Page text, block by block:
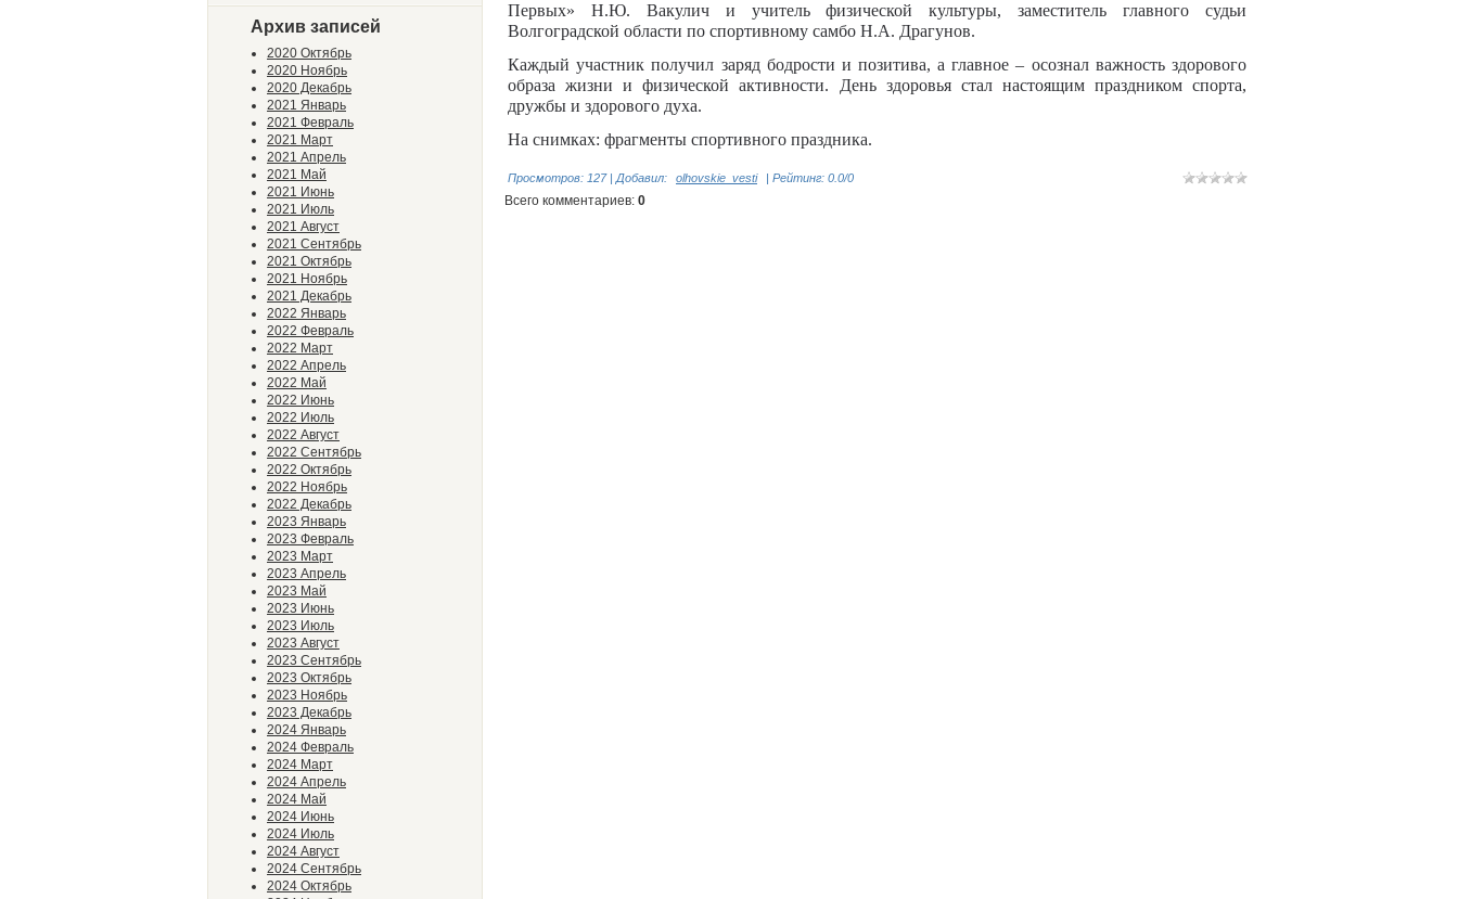
Архив записей
2020 Октябрь
2020 Ноябрь
2020 Декабрь
2021 Январь
2021 Февраль
2021 Март
2021 Апрель
2021 Май
2021 Июнь
2021 Июль
2021 Август
2021 Сентябрь
2021 Октябрь
2021 Ноябрь
2021 Декабрь
2022 Январь
2022 Февраль
2022 Март
2022 Апрель
2022 Май
2022 Июнь
2022 Июль
2022 Август
2022 Сентябрь
2022 Октябрь
2022 Ноябрь
2022 Декабрь
2023 Январь
2023 Февраль
2023 Март
2023 Апрель
2023 Май
2023 Июнь
2023 Июль
2023 Август
2023 Сентябрь
2023 Октябрь
2023 Ноябрь
2023 Декабрь
2024 Январь
2024 Февраль
2024 Март
2024 Апрель
2024 Май
2024 Июнь
2024 Июль
2024 Август
2024 Сентябрь
2024 Октябрь
Первых» Н.Ю. Вакулич и учитель физической культуры, заместитель главного судьи
Волгоградской области по спортивному самбо Н.А. Драгунов.
Каждый участник получил заряд бодрости и позитива, а главное – осознал важность здорового
образа жизни и физической активности. День здоровья стал настоящим праздником спорта,
дружбы и здорового духа.
На снимках: фрагменты спортивного праздника.
Просмотров: 127| Добавил: olhovskie_vesti | Рейтинг: 0.0/0
Всего комментариев: 0